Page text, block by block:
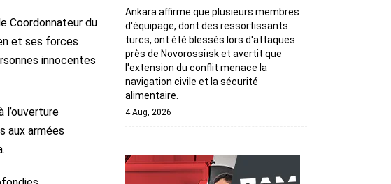
Coordonnateur du
et ses forces
innocentes
l’ouverture
aux armées
Ankara affirme que plusieurs membres
d'équipage, dont des ressortissants
turcs, ont été blessés lors d'attaques
près de Novorossiïsk et avertit que
l'extension du conflit menace la
navigation civile et la sécurité
alimentaire.
4 Aug, 2026